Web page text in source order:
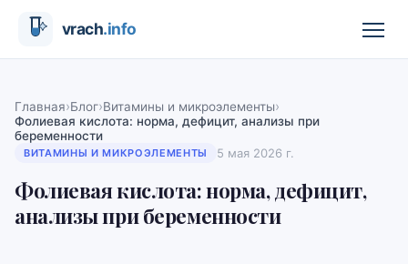
Главная›Блог›Витамины и микроэлементы›
Фолиевая кислота: норма, дефицит, анализы при
беременности
ВИТАМИНЫ И МИКРОЭЛЕМЕНТЫ 5 мая 2026 г.
Фолиевая кислота: норма, дефицит,
анализы при беременности